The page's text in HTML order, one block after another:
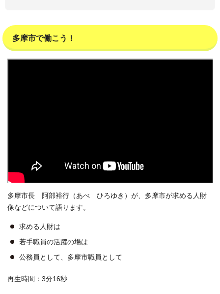
多摩市で働こう！
多摩市長 阿部裕行（あべ ひろゆき）が、多摩市が求める人財
像などについて語ります。
求める人財は
若手職員の活躍の場は
公務員として、多摩市職員として
再生時間：3分16秒